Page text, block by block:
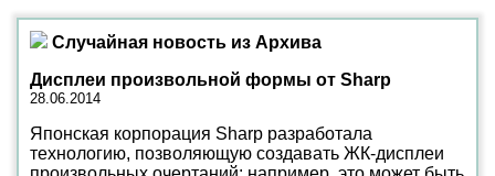
Случайная новость из Архива
Дисплеи произвольной формы от Sharp
28.06.2014
Японская корпорация Sharp разработала
технологию, позволяющую создавать ЖК-дисплеи